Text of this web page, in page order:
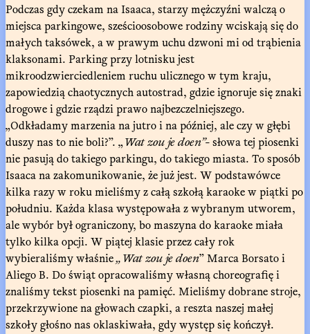
Podczas gdy czekam na Isaaca, starzy mężczyźni walczą o
miejsca parkingowe, sześcioosobowe rodziny wciskają się do
małych taksówek, a w prawym uchu dzwoni mi od trąbienia
klaksonami. Parking przy lotnisku jest
mikroodzwierciedleniem ruchu ulicznego w tym kraju,
zapowiedzią chaotycznych autostrad, gdzie ignoruje się znaki
drogowe i gdzie rządzi prawo najbezczelniejszego.
„Odkładamy marzenia na jutro i na później, ale czy w głębi
duszy nas to nie boli?”. „Wat zou je doen”-słowa tej piosenki
nie pasują do takiego parkingu, do takiego miasta. To sposób
Isaaca na zakomunikowanie, że już jest. W podstawówce
kilka razy w roku mieliśmy z całą szkołą karaoke w piątki po
południu. Każda klasa występowała z wybranym utworem,
ale wybór był ograniczony, bo maszyna do karaoke miała
tylko kilka opcji. W piątej klasie przez cały rok
wybieraliśmy właśnie„Wat zou je doen” Marca Borsato i
Aliego B. Do świąt opracowaliśmy własną choreografię i
znaliśmy tekst piosenki na pamięć. Mieliśmy dobrane stroje,
przekrzywione na głowach czapki, a reszta naszej małej
szkoły głośno nas oklaskiwała, gdy występ się kończył.